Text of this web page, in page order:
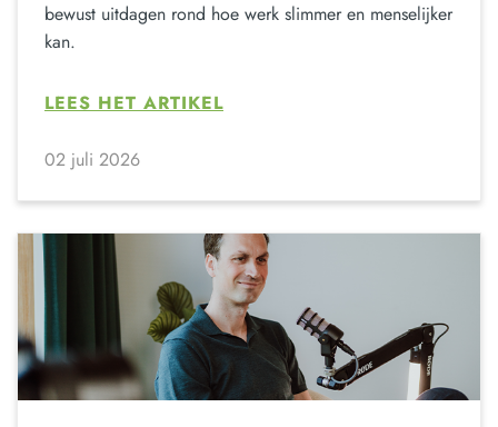
bewust uitdagen rond hoe werk slimmer en menselijker
kan.
LEES HET ARTIKEL
02 juli 2026